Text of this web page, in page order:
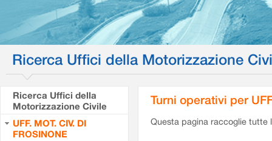
Ricerca Uffici della Motorizzazione
Ricerca Uffici della
Motorizzazione Civile
UFF. MOT. CIV. DI
FROSINONE
Turni operativi per
Questa pagina raccoglie tutte